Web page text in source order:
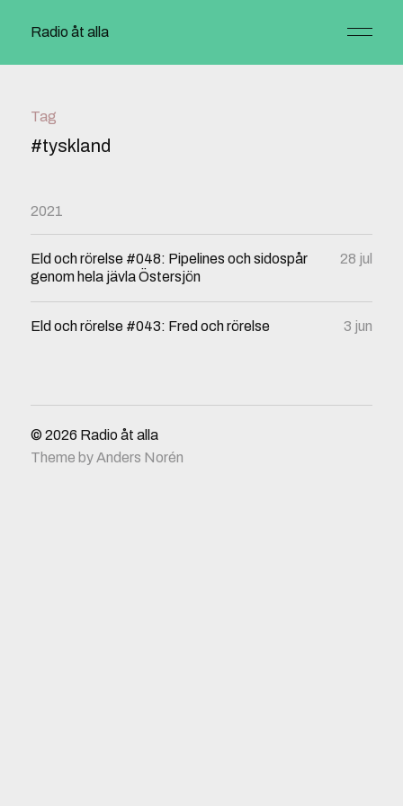
Radio åt alla
Tag
#tyskland
2021
Eld och rörelse #048: Pipelines och sidospår
genom hela jävla Östersjön
28 jul
Eld och rörelse #043: Fred och rörelse 3 jun
© 2026 Radio åt alla
Theme byAnders Norén